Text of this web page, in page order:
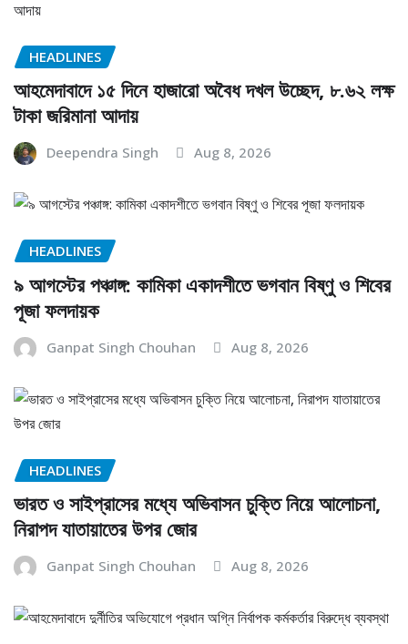
HEADLINES
আহমেদাবাদে ১৫ দিনে হাজারো অবৈধ দখল উচ্ছেদ, ৮.৬২ লক্ষ
টাকা জরিমানা আদায়
Deependra Singh Aug 8, 2026
HEADLINES
৯ আগস্টের পঞ্চাঙ্গ: কামিকা একাদশীতে ভগবান বিষ্ণু ও শিবের
পূজা ফলদায়ক
Ganpat Singh Chouhan Aug 8, 2026
HEADLINES
ভারত ও সাইপ্রাসের মধ্যে অভিবাসন চুক্তি নিয়ে আলোচনা,
নিরাপদ যাতায়াতের উপর জোর
Ganpat Singh Chouhan Aug 8, 2026